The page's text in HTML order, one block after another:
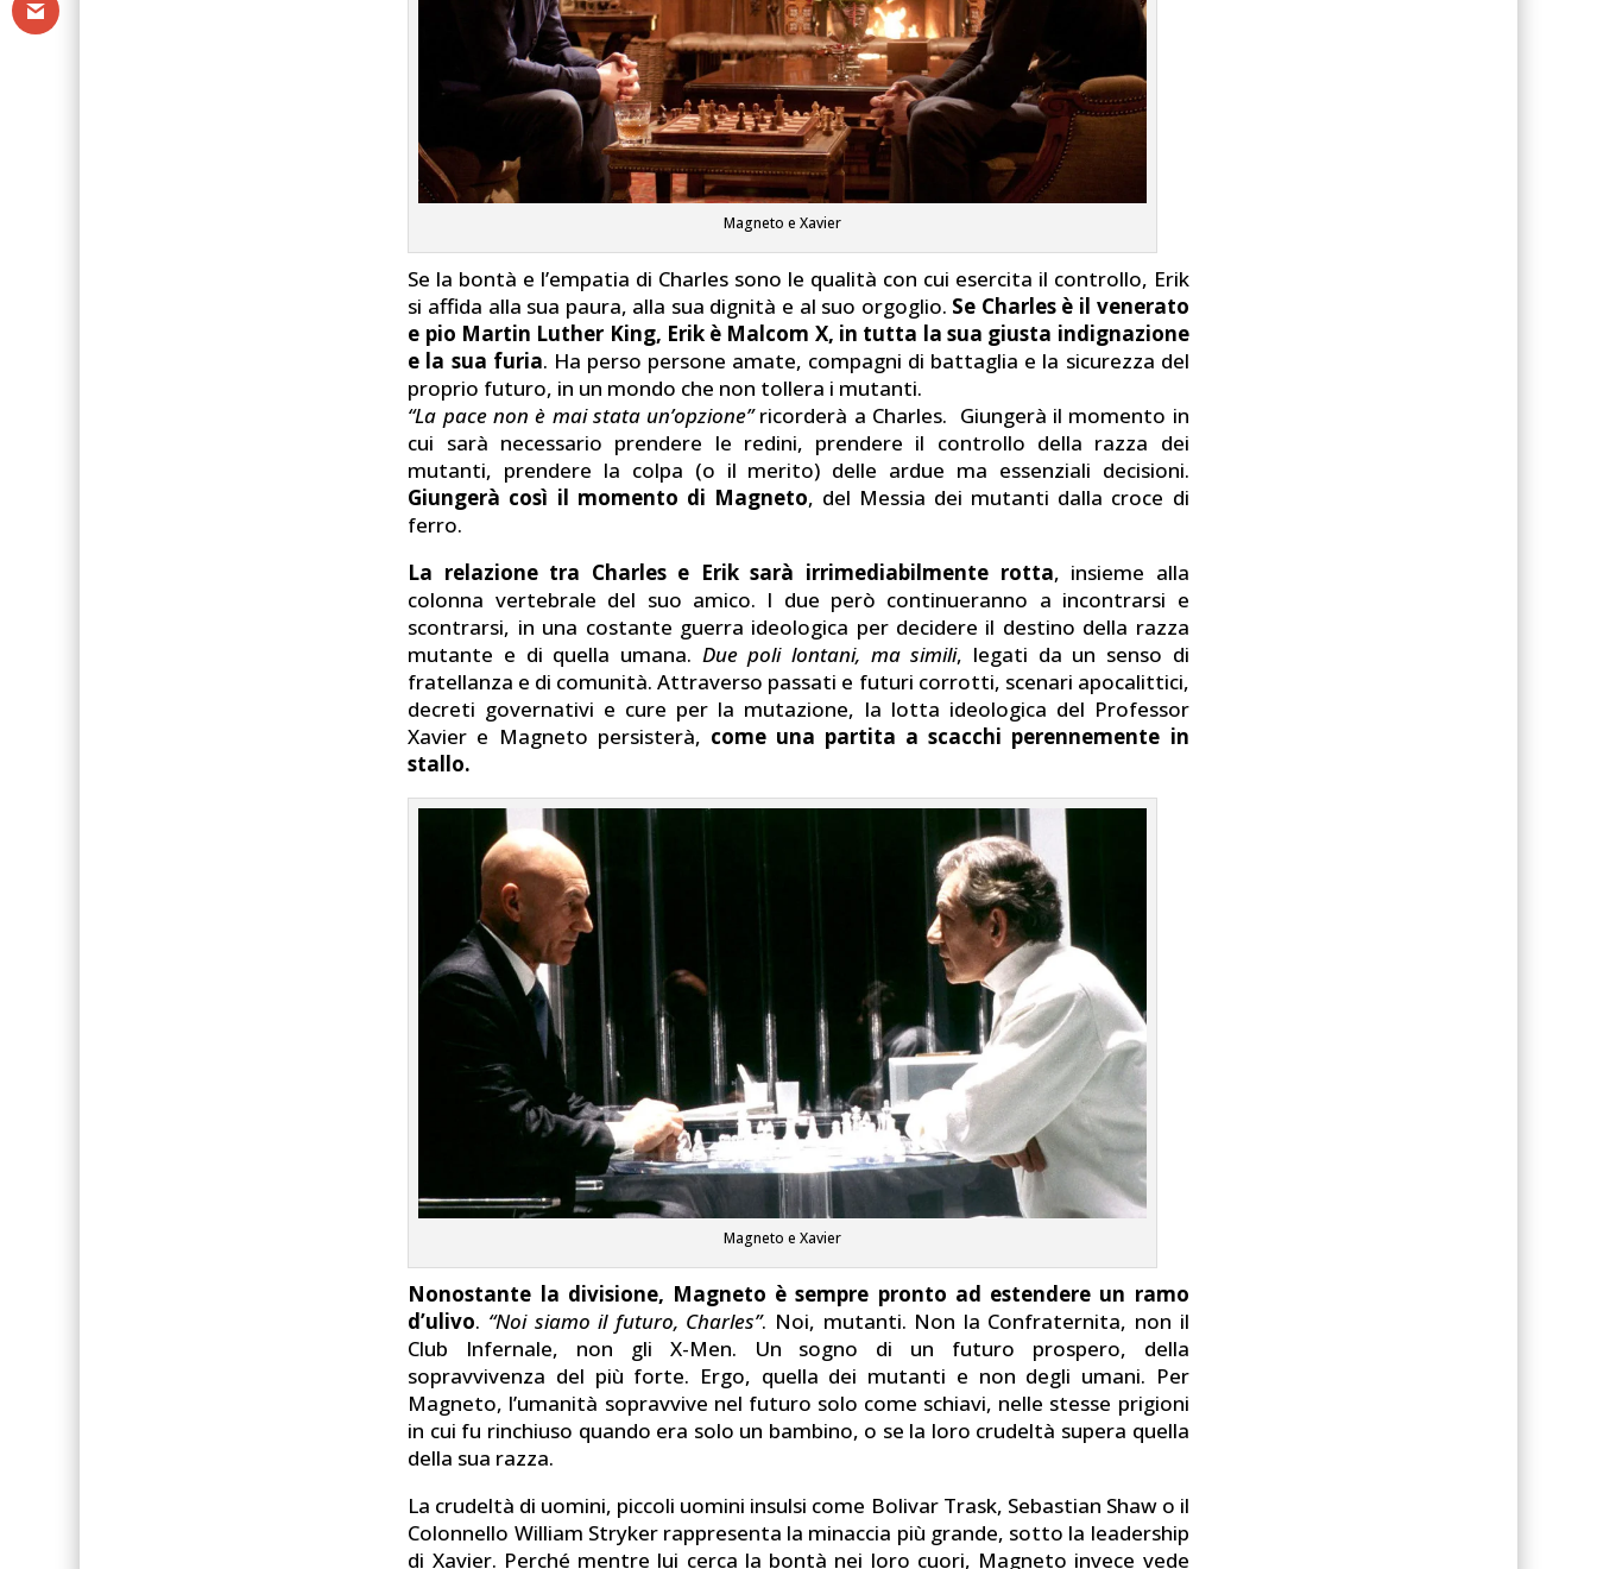
Magneto e Xavier
Se la bontà e l’empatia di Charles sono le qualità con cui esercita il controllo, Erik
si affida alla sua paura, alla sua dignità e al suo orgoglio. Se Charles è il venerato
e pio Martin Luther King, Erik è Malcom X, in tutta la sua giusta indignazione
e la sua furia. Ha perso persone amate, compagni di battaglia e la sicurezza del
proprio futuro, in un mondo che non tollera i mutanti.
“La pace non è mai stata un’opzione”ricorderà a Charles. Giungerà il momento in
cui sarà necessario prendere le redini, prendere il controllo della razza dei
mutanti, prendere la colpa (o il merito) delle ardue ma essenziali decisioni.
Giungerà così il momento di Magneto, del Messia dei mutanti dalla croce di
ferro.
La relazione tra Charles e Erik sarà irrimediabilmente rotta, insieme alla
colonna vertebrale del suo amico. I due però continueranno a incontrarsi e
scontrarsi, in una costante guerra ideologica per decidere il destino della razza
mutante e di quella umana. Due poli lontani, ma simili, legati da un senso di
fratellanza e di comunità. Attraverso passati e futuri corrotti, scenari apocalittici,
decreti governativi e cure per la mutazione, la lotta ideologica del Professor
Xavier e Magneto persisterà, come una partita a scacchi perennemente in
stallo.
Magneto e Xavier
Nonostante la divisione, Magneto è sempre pronto ad estendere un ramo
d’ulivo. “Noi siamo il futuro, Charles”. Noi, mutanti. Non la Confraternita, non il
Club Infernale, non gli X-Men. Un sogno di un futuro prospero, della
sopravvivenza del più forte. Ergo, quella dei mutanti e non degli umani. Per
Magneto, l’umanità sopravvive nel futuro solo come schiavi, nelle stesse prigioni
in cui fu rinchiuso quando era solo un bambino, o se la loro crudeltà supera quella
della sua razza.
La crudeltà di uomini, piccoli uomini insulsi come Bolivar Trask, Sebastian Shaw o il
Colonnello William Stryker rappresenta la minaccia più grande, sotto la leadership
di Xavier. Perché mentre lui cerca la bontà nei loro cuori, Magneto invece vede